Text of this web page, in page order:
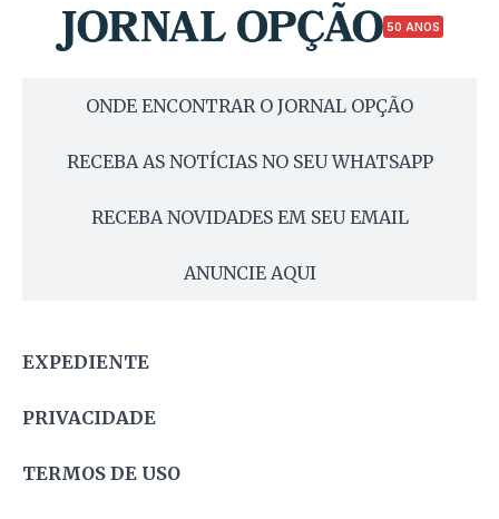
50 ANOS
ONDE ENCONTRAR O JORNAL OPÇÃO
RECEBA AS NOTÍCIAS NO SEU WHATSAPP
RECEBA NOVIDADES EM SEU EMAIL
ANUNCIE AQUI
EXPEDIENTE
PRIVACIDADE
TERMOS DE USO